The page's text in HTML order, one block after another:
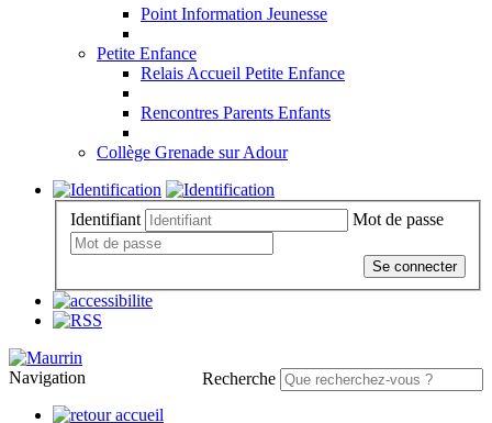
Point Information Jeunesse
Petite Enfance
Relais Accueil Petite Enfance
Rencontres Parents Enfants
Collège Grenade sur Adour
Identifiant Mot de passe
Se connecter
Recherche
Navigation